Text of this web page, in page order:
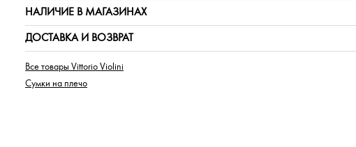
НАЛИЧИЕ В МАГАЗИНАХ
ДОСТАВКА И ВОЗВРАТ
Все товары Vittorio Violini
Сумки на плечо